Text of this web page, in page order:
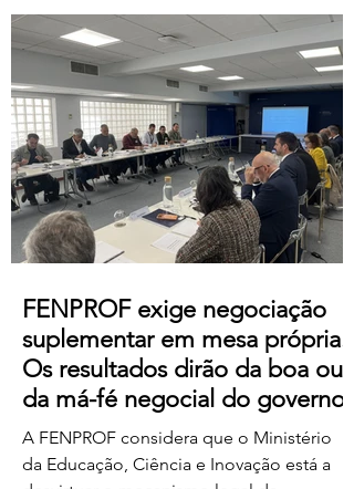
17 horas. No dia seguinte, a FENPROF
realiza o habitual plenário online de
esclarecimento aos professores e
educadores. Para aceder ao plenário,
basta clicar no link a partir das 17 horas de
sexta-feira, dia 7 de agosto:
https://us06web.zoom.us/j/85736793433
FENPROF exige negociação
suplementar em mesa própria.
Os resultados dirão da boa ou
da má-fé negocial do governo
A FENPROF considera que o Ministério
da Educação, Ciência e Inovação está a